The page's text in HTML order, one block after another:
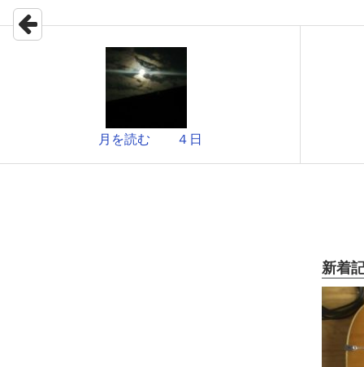
月を読む ４日
新着